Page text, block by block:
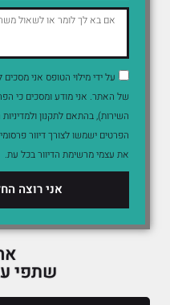
על ידי מילוי הטופס אני מסכים
של האתר. אני מודע ומסכים כי
השירות), בהתאם לתקנון
את עצמי מרשימת הדיוור בכל עת.
אני רוצה
שתפי